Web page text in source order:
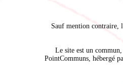
Sauf mention contraire,
Le site est un
PointCommuns, hébergé